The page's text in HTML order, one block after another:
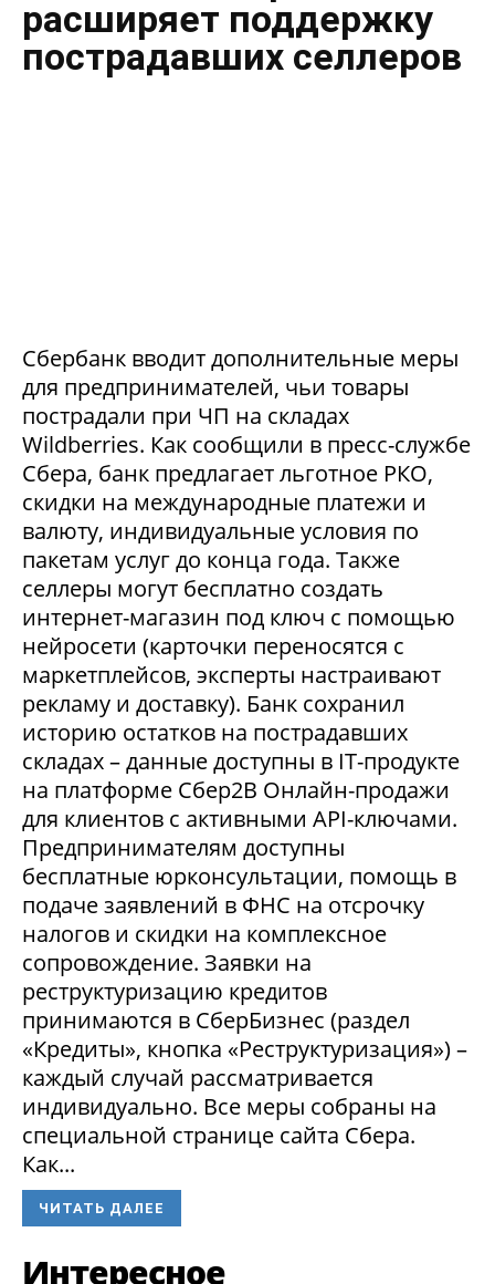
расширяет поддержку
пострадавших селлеров
Сбербанк вводит дополнительные меры
для предпринимателей, чьи товары
пострадали при ЧП на складах
Wildberries. Как сообщили в пресс-службе
Сбера, банк предлагает льготное РКО,
скидки на международные платежи и
валюту, индивидуальные условия по
пакетам услуг до конца года. Также
селлеры могут бесплатно создать
интернет-магазин под ключ с помощью
нейросети (карточки переносятся с
маркетплейсов, эксперты настраивают
рекламу и доставку). Банк сохранил
историю остатков на пострадавших
складах – данные доступны в IT-продукте
на платформе Сбер2В Онлайн-продажи
для клиентов с активными API-ключами.
Предпринимателям доступны
бесплатные юрконсультации, помощь в
подаче заявлений в ФНС на отсрочку
налогов и скидки на комплексное
сопровождение. Заявки на
реструктуризацию кредитов
принимаются в СберБизнес (раздел
«Кредиты», кнопка «Реструктуризация») –
каждый случай рассматривается
индивидуально. Все меры собраны на
специальной странице сайта Сбера.
Как...
ЧИТАТЬ ДАЛЕЕ
Интересное